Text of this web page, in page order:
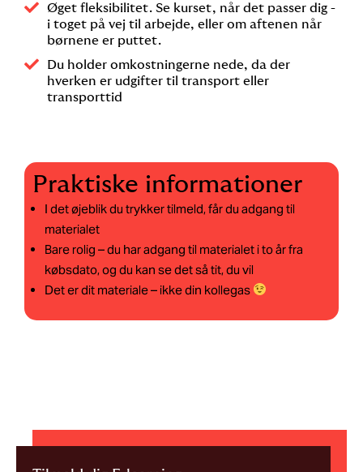
Øget fleksibilitet. Se kurset, når det passer dig -
i toget på vej til arbejde, eller om aftenen når
børnene er puttet.
Du holder omkostningerne nede, da der
hverken er udgifter til transport eller
transporttid
Praktiske informationer
I det øjeblik du trykker tilmeld, får du adgang til
materialet
Bare rolig – du har adgang til materialet i to år fra
købsdato, og du kan se det så tit, du vil
Det er dit materiale – ikke din kollegas